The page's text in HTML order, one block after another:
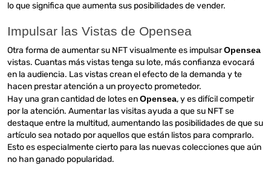
lo que significa que aumenta sus posibilidades de vender.
Impulsar las Vistas de Opensea
Otra forma de aumentar su NFT visualmente es impulsarOpensea
vistas. Cuantas más vistas tenga su lote, más confianza evocará
en la audiencia. Las vistas crean el efecto de la demanda y te
hacen prestar atención a un proyecto prometedor.
Hay una gran cantidad de lotes enOpensea, y es difícil competir
por la atención. Aumentar las visitas ayuda a que su NFT se
destaque entre la multitud, aumentando las posibilidades de que su
artículo sea notado por aquellos que están listos para comprarlo.
Esto es especialmente cierto para las nuevas colecciones que aún
no han ganado popularidad.